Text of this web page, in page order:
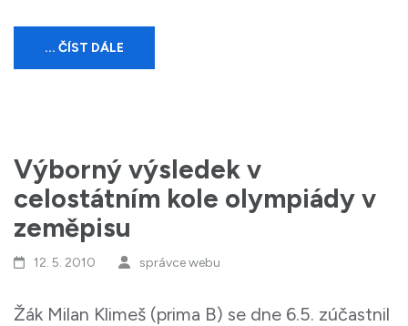
... ČÍST DÁLE
Výborný výsledek v
celostátním kole olympiády v
zeměpisu
12. 5. 2010 správce webu
Žák Milan Klimeš (prima B) se dne 6.5. zúčastnil